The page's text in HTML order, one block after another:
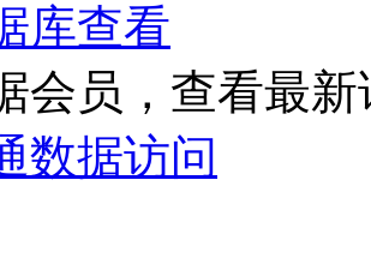
库查看
会员，查看最
数据访问